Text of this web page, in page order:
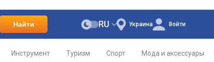
Найти Украина
RU Войти
Инструмент Туризм Спорт Мода и аксессуары